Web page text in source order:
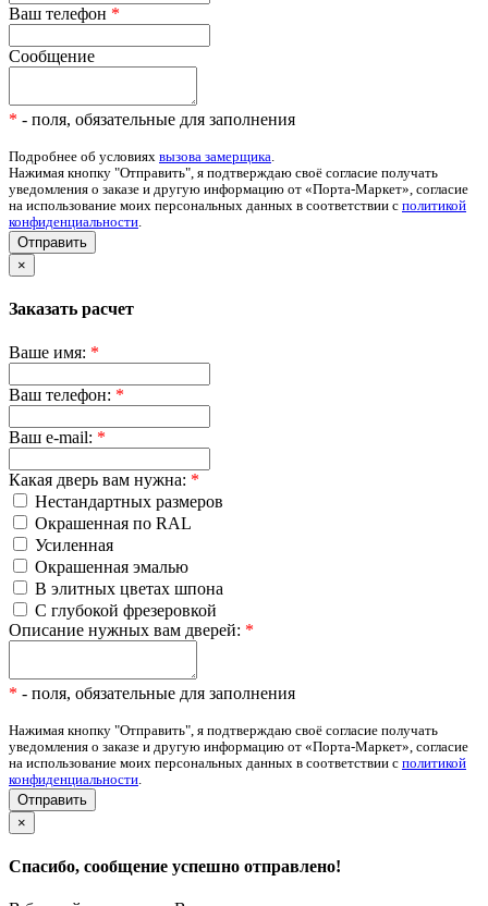
Ваш телефон *
Сообщение
* - поля, обязательные для заполнения
Подробнее об условиях вызова замерщика.
Нажимая кнопку "Отправить", я подтверждаю своё согласие получать
уведомления о заказе и другую информацию от «Порта-Маркет», согласие
на использование моих персональных данных в соответствии с политикой
конфиденциальности.
Отправить
×
Заказать расчет
Ваше имя: *
Ваш телефон: *
Ваш e-mail: *
Какая дверь вам нужна: *
Нестандартных размеров
Окрашенная по RAL
Усиленная
Окрашенная эмалью
В элитных цветах шпона
С глубокой фрезеровкой
Описание нужных вам дверей: *
* - поля, обязательные для заполнения
Нажимая кнопку "Отправить", я подтверждаю своё согласие получать
уведомления о заказе и другую информацию от «Порта-Маркет», согласие
на использование моих персональных данных в соответствии с политикой
конфиденциальности
×
Спасибо, сообщение успешно отправлено!